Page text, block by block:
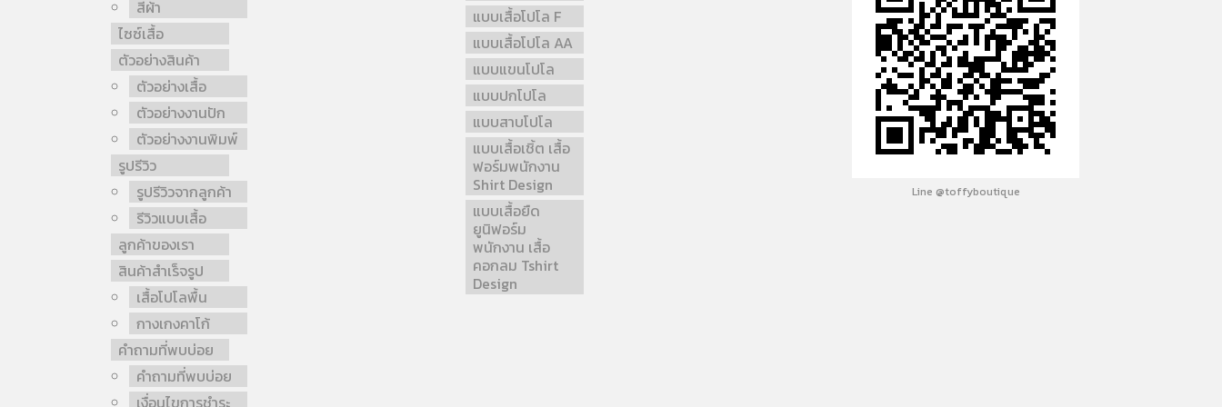
สีผ้า
ไซซ์เสื้อ
ตัวอย่างสินค้า
ตัวอย่างเสื้อ
ตัวอย่างงานปัก
ตัวอย่างงานพิมพ์
รูปรีวิว
รูปรีวิวจากลูกค้า
รีวิวแบบเสื้อ
ลูกค้าของเรา
สินค้าสำเร็จรูป
เสื้อโปโลพื้น
กางเกงคาโก้
คำถามที่พบบ่อย
คำถามที่พบบ่อย
เงื่อนไขการชำระ
แบบเสื้อโปโล F
แบบเสื้อโปโล AA
แบบแขนโปโล
แบบปกโปโล
แบบสาบโปโล
แบบเสื้อเชิ้ต เสื้อ
ฟอร์มพนักงาน
Shirt Design
แบบเสื้อยืด
ยูนิฟอร์ม
พนักงาน เสื้อ
คอกลม Tshirt
Design
Line @toffyboutique